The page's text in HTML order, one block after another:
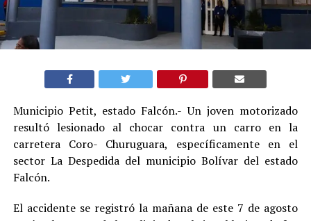
Municipio Petit, estado Falcón.- Un joven motorizado
resultó lesionado al chocar contra un carro en la
carretera Coro- Churuguara, específicamente en el
sector La Despedida del municipio Bolívar del estado
Falcón.
El accidente se registró la mañana de este 7 de agosto